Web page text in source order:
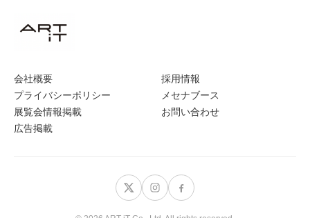
会社概要
プライバシーポリシー
展覧会情報掲載
広告掲載
採用情報
メセナブース
お問い合わせ